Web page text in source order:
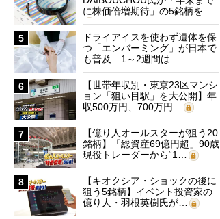
に株価倍増期待」の5銘柄を…
5
ドライアイスを使わず遺体を保
つ「エンバーミング」が日本で
も普及 1～2週間は…
6
【世帯年収別・東京23区マンシ
ョン「狙い目駅」を大公開】年
収500万円、700万円…
7
【億り人オールスターが狙う20
銘柄】「総資産69億円超」90歳
現役トレーダーから“1…
8
【キオクシア・ショックの後に
狙う5銘柄】イベント投資家の
億り人・羽根英樹氏が…